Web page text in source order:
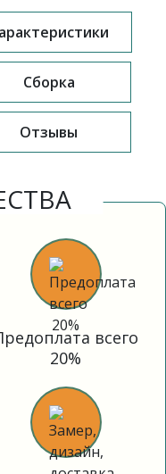
Сборка
Отзывы
всего
20%